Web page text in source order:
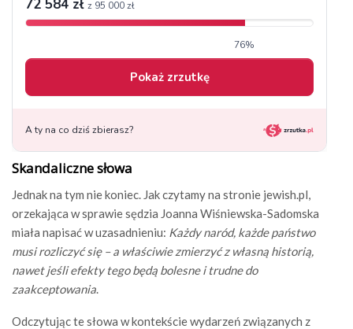
Skandaliczne słowa
Jednak na tym nie koniec. Jak czytamy na stronie jewish.pl,
orzekająca w sprawie sędzia Joanna Wiśniewska-Sadomska
miała napisać w uzasadnieniu: Każdy naród, każde państwo
musi rozliczyć się – a właściwie zmierzyć z własną historią,
nawet jeśli efekty tego będą bolesne i trudne do
zaakceptowania.
Odczytując te słowa w kontekście wydarzeń związanych z